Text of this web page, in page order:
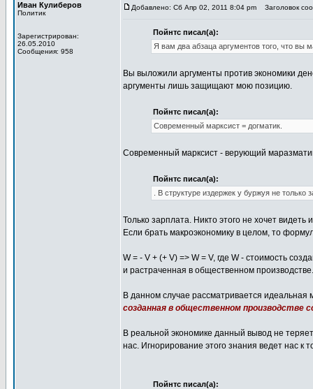
Иван Кулиберов
Политик
Зарегистрирован:
26.05.2010
Сообщения: 958
Добавлено: Сб Апр 02, 2011 8:04 pm Заголовок
Пойнтс писал(а):
Я вам два абзаца аргументов того, что вы
Вы выложили аргументы против экономики
аргументы лишь защищают мою позицию.
Пойнтс писал(а):
Современный марксист = догматик.
Современный марксист - верующий
Пойнтс писал(а):
. В структуре издержек у буржуя не только
Только зарплата. Никто этого не хочет видеть
Если брать макроэкономику в целом, то
W = - V + (+ V) => W = V, где W - стоимость
и растраченная в общественном производстве.
В данном случае рассматривается идеальная
созданная в общественном
В реальной экономике данный вывод не
нас. Игнорирование этого знания ведет нас к
Пойнтс писал(а):